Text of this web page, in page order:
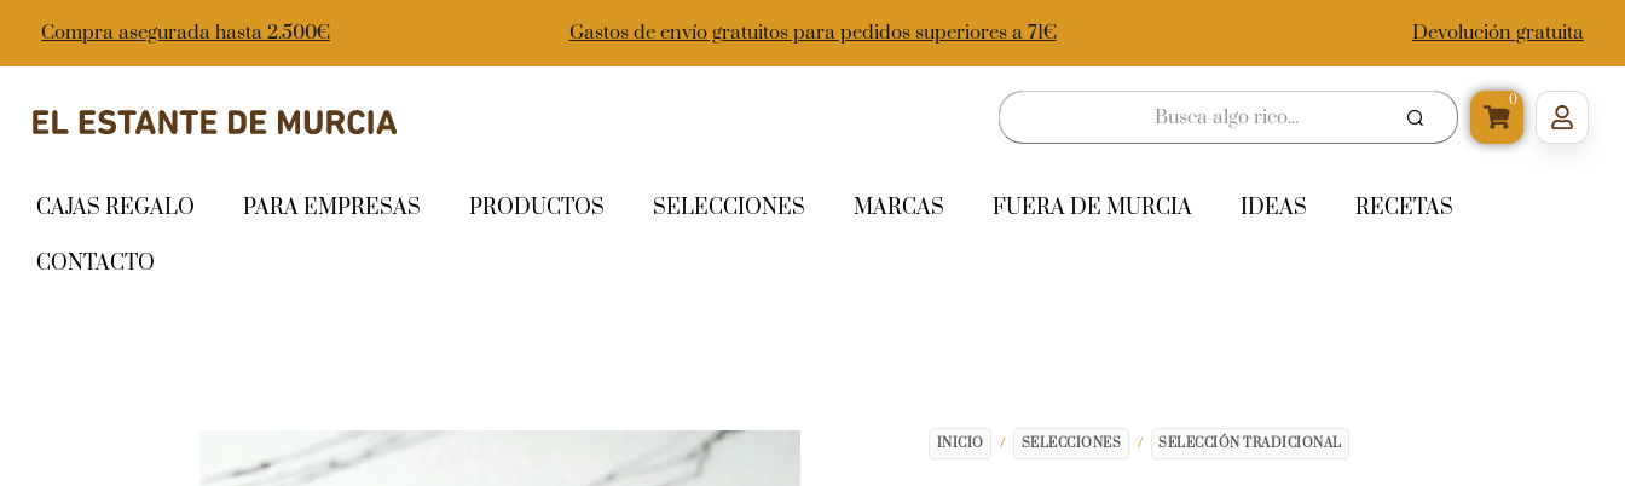
Compra asegurada hasta 2.500€ Gastos de envío gratuitos para pedidos superiores a 71€ Devolución gratuita
0
CAJAS REGALO PARA EMPRESAS PRODUCTOS SELECCIONES MARCAS FUERA DE MURCIA IDEAS RECETAS
CONTACTO
INICIO / SELECCIONES / SELECCIÓN TRADICIONAL